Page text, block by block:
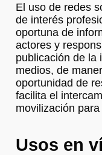
El uso de redes
de interés
oportuna de
actores y
publicación de la
medios, de
oportunidad de
facilita el
movilización
Usos en